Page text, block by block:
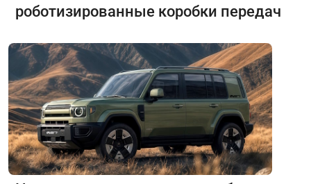
роботизированные коробки передач